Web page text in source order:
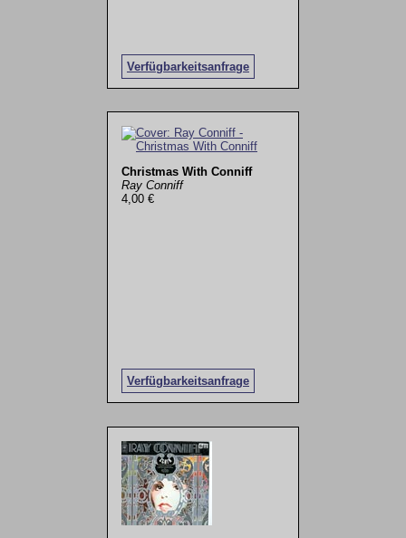
Verfügbarkeitsanfrage
Christmas With Conniff
Ray Conniff
4,00 €
Verfügbarkeitsanfrage